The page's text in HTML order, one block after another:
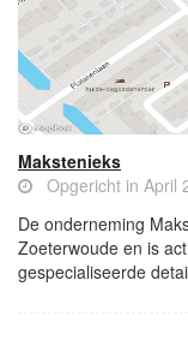
Makstenieks
Opgericht in April
De onderneming
Zoeterwoude en is
gespecialiseerde